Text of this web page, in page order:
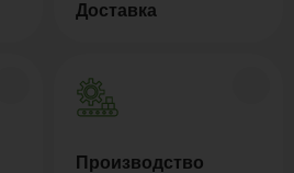
Доставка
Производство